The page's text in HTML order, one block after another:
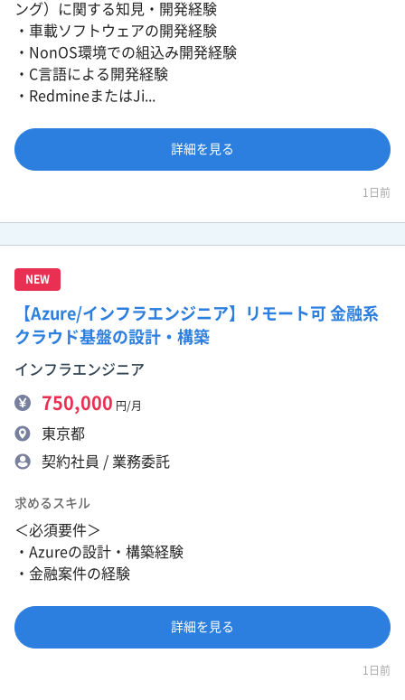
ング）に関する知見・開発経験
・車載ソフトウェアの開発経験
・NonOS環境での組込み開発経験
・C言語による開発経験
・RedmineまたはJi...
詳細を見る
1日前
NEW
【Azure/インフラエンジニア】リモート可 金融系
クラウド基盤の設計・構築
インフラエンジニア
750,000 円/月
東京都
契約社員 / 業務委託
求めるスキル
＜必須要件＞
・Azureの設計・構築経験
・金融案件の経験
詳細を見る
1日前